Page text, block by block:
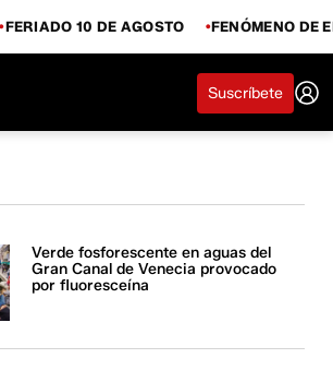
FERIADO 10 DE AGOSTO FENÓMENO DE
Suscríbete
Verde fosforescente en aguas del
Gran Canal de Venecia provocado
por fluoresceína